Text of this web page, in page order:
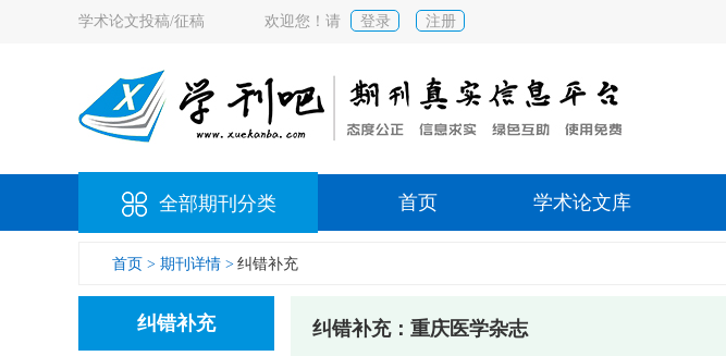
学术论文投稿/征稿 欢迎您！请 登录 注册
全部期刊分类 首页 学术论文库
首页 > 期刊详情 > 纠错补充
纠错补充 纠错补充：重庆医学杂志